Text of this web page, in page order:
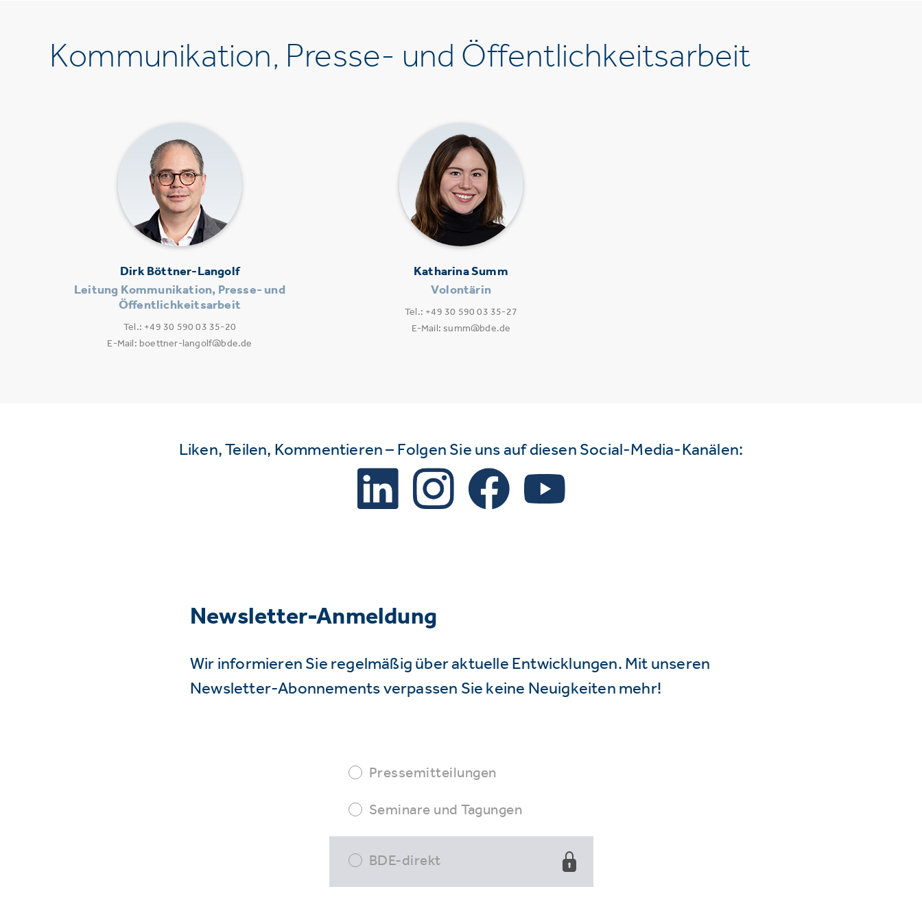
Kommunikation, Presse- und Öffentlichkeitsarbeit
Dirk Böttner-Langolf
Leitung Kommunikation, Presse- und
Öffentlichkeitsarbeit
Tel.: +49 30 590 03 35-20
E-Mail: boettner-langolf@bde.de
Katharina Summ
Volontärin
Tel.: +49 30 590 03 35-27
E-Mail: summ@bde.de
Liken, Teilen, Kommentieren – Folgen Sie uns auf diesen Social-Media-Kanälen:
Newsletter-Anmeldung
Wir informieren Sie regelmäßig über aktuelle Entwicklungen. Mit unseren
Newsletter-Abonnements verpassen Sie keine Neuigkeiten mehr!
Pressemitteilungen
Seminare und Tagungen
BDE-direkt